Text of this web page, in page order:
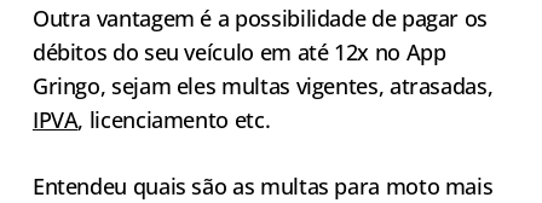
Outra vantagem é a possibilidade de pagar os
débitos do seu veículo em até 12x no App
Gringo, sejam eles multas vigentes, atrasadas,
IPVA, licenciamento etc.
Entendeu quais são as multas para moto mais